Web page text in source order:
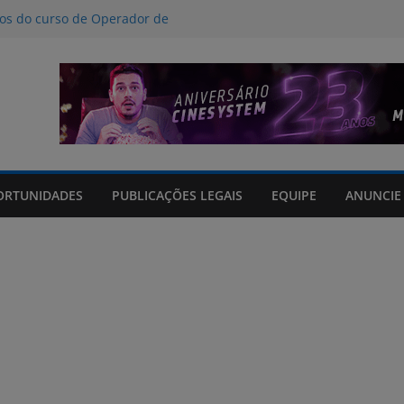
do curso de Operador de
poucas chances de cura para o
climático, portaria suspende
FURG até sexta (7) pela manhã
PUBLICAÇÕES LEGAIS EQUIPE ANUNCIE